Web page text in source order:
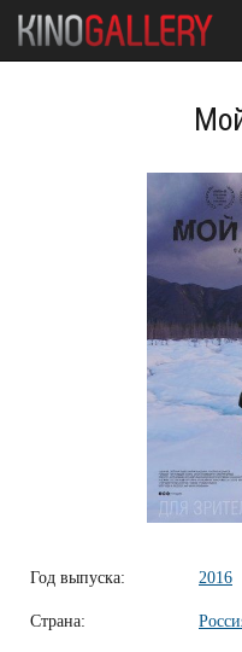
Год выпуска: 2016
Страна: